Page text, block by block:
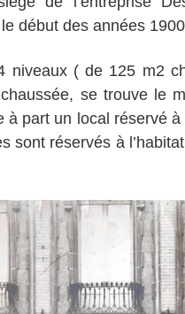
début des années
niveaux ( de 125 m2
se trouve le
à part un local réservé
sont réservés à